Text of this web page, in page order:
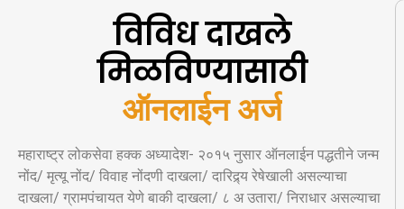
विविध दाखले
मिळविण्यासाठी
ऑनलईन अर
महाराष्ट्र लोकसेवा हक्क अध्यादेश- २०१५ नुसार ऑनलाईन पद्धतीने जन्म
नोंद/ मृत्यू नोंद/ विवाह नोंदणी दाखला/ दारिद्र्य रेषेखाली असल्याचा
दाखला/ ग्रामपंचायत येणे बाकी दाखला/ ८ अ उतारा/ निराधार असल्याचा